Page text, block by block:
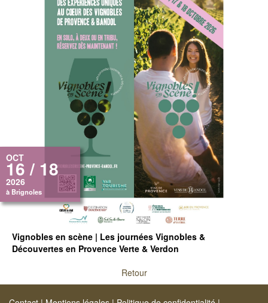
OCT
16 / 18
2026
à Brignoles
Vignobles en scène | Les journées Vignobles &
Découvertes en Provence Verte & Verdon
Retour